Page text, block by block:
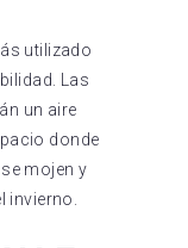
utilizado
Las
un aire
donde
mojen y
invierno.